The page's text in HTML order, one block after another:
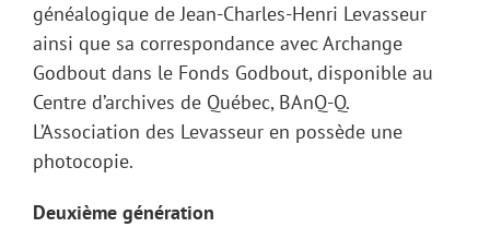
généalogique de Jean-Charles-Henri Levasseur
ainsi que sa correspondance avec Archange
Godbout dans le Fonds Godbout, disponible au
Centre d’archives de Québec, BAnQ-Q.
L’Association des Levasseur en possède une
photocopie.
Deuxième génération